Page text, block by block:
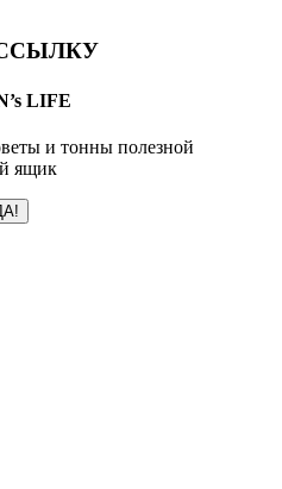
LIFE
и тонны полезной
ящик